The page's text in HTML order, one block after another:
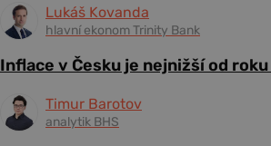
Lukáš Kovanda
hlavní ekonom Trinity Bank
Inflace v Česku je nejnižší od
Timur Barotov
analytik BHS